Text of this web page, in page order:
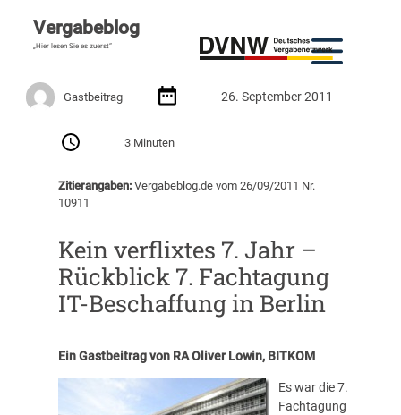
Vergabeblog
„Hier lesen Sie es zuerst“
Gastbeitrag 26. September 2011
3 Minuten
Zitierangaben:Vergabeblog.de vom 26/09/2011 Nr.
10911
Kein verflixtes 7. Jahr –
Rückblick 7. Fachtagung
IT-Beschaffung in Berlin
Ein Gastbeitrag von RA Oliver Lowin, BITKOM
Es war die 7.
Fachtagung